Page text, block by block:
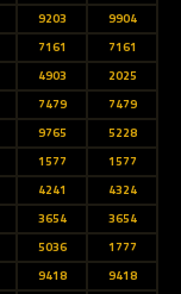
9203
9904
7161
7161
4903
2025
7479
7479
9765
5228
1577
1577
4241
4324
3654
3654
5036
1777
9418
9418